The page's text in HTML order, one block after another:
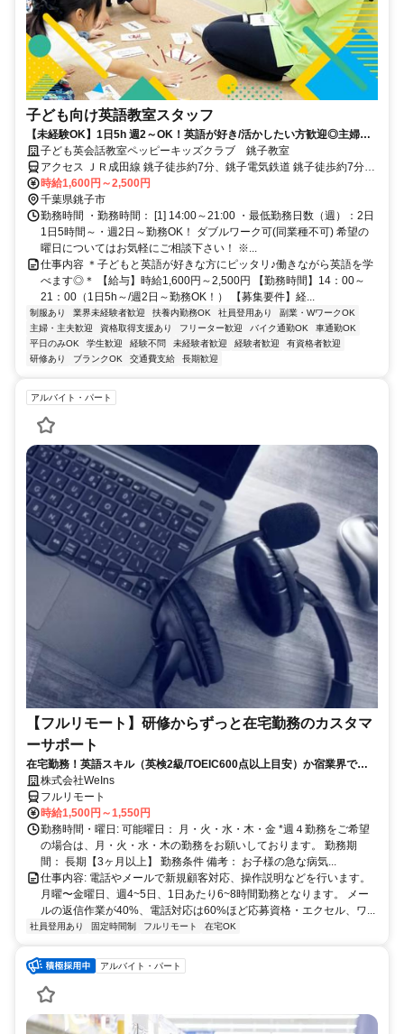
子ども向け英語教室スタッフ
【未経験OK】1日5h 週2～OK！英語が好き/活かしたい方歓迎◎主婦
(夫)/学生も活躍中！
子ども英会話教室ペッピーキッズクラブ 銚子教室
アクセス ＪＲ成田線 銚子徒歩約7分、銚子電気鉄道 銚子徒歩約7分、
ＪＲ総武本線 銚子徒歩約7分 JR成田線「銚子駅」より徒歩7分 ／近隣
教室への勤務も応相談 ※屋内禁煙
時給1,600円～2,500円
千葉県銚子市
勤務時間 ・勤務時間： [1] 14:00～21:00 ・最低勤務日数（週）：2日
1日5時間～・週2日～勤務OK！ ダブルワーク可(同業種不可) 希望の
曜日についてはお気軽にご相談下さい！ ※...
仕事内容 ＊子どもと英語が好きな方にピッタリ♪働きながら英語を学
べます◎＊ 【給与】時給1,600円～2,500円 【勤務時間】14：00～
21：00（1日5h～/週2日～勤務OK！） 【募集要件】経...
制服あり 業界未経験者歓迎 扶養内勤務OK 社員登用あり
副業・WワークOK
主婦・主夫歓迎
資格取得支援あり フリーター歓迎 バイク通勤OK
車通勤OK
平日のみOK
学生歓迎 経験不問 未経験者歓迎 経験者歓迎
有資格者歓迎
研修あり
ブランクOK 交通費支給 長期歓迎
アルバイト・パート
【フルリモート】研修からずっと在宅勤務のカスタマ
ーサポート
在宅勤務！英語スキル（英検2級/TOEIC600点以上目安）か宿業界での
就労経験のいずれか必須★週4〜OK◎
株式会社WeIns
フルリモート
時給1,500円～1,550円
勤務時間・曜日: 可能曜日： 月・火・水・木・金 *週４勤務をご希望
の場合は、月・火・水・木の勤務をお願いしております。 勤務期
間： 長期【3ヶ月以上】 勤務条件 備考： お子様の急な病気...
仕事内容: 電話やメールで新規顧客対応、操作説明などを行います。
月曜〜金曜日、週4~5日、1日あたり6~8時間勤務となります。 メー
ルの返信作業が40%、電話対応は60%ほど応募資格・エクセル、ワ...
社員登用あり 固定時間制 フルリモート 在宅OK
アルバイト・パート